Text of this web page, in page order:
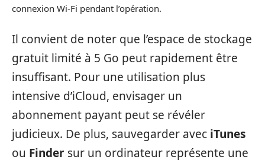
connexion Wi-Fi pendant l’opération.
Il convient de noter que l’espace de stockage
gratuit limité à 5 Go peut rapidement être
insuffisant. Pour une utilisation plus
intensive d’iCloud, envisager un
abonnement payant peut se révéler
judicieux. De plus, sauvegarder avec iTunes
ou Finder sur un ordinateur représente une